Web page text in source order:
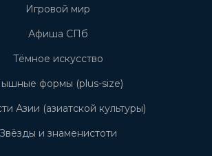
Игровой мир
Афиша СПб
Тёмное искусство
формы (plus-size)
Азии (азиатской культуры)
Звёзды и знаменистоти